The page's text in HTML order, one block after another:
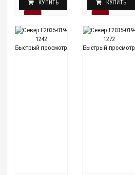
КУПИТЬ КУПИТЬ
Быстрый просмотр Быстрый просмотр